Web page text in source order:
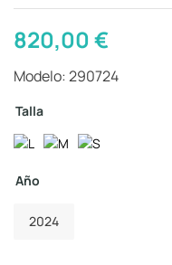
820,00€
Modelo: 290724
Talla
Año
2024